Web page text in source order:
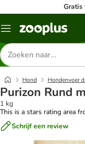
Gratis
Menu
Zoeken
naar
producten
Hond Hondenvoer
Purizon Rund
1 kg
This is a stars rating area
Schrijf een review